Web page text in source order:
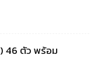
46 ตัว พร้อม